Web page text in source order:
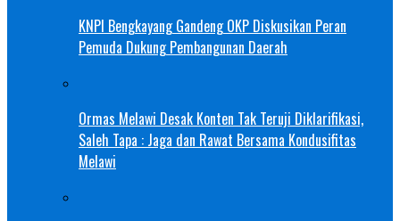
KNPI Bengkayang Gandeng OKP Diskusikan Peran
Pemuda Dukung Pembangunan Daerah
Ormas Melawi Desak Konten Tak Teruji Diklarifikasi,
Saleh Tapa : Jaga dan Rawat Bersama Kondusifitas
Melawi